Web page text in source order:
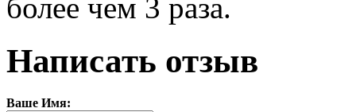
более чем 3 раза.
Написать отзыв
Ваше Имя: